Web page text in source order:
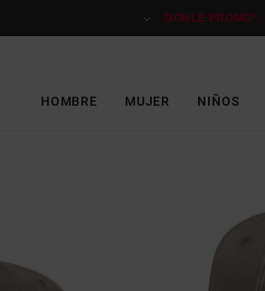
DOBLE PROMO*:
HOMBRE MUJER NIÑOS